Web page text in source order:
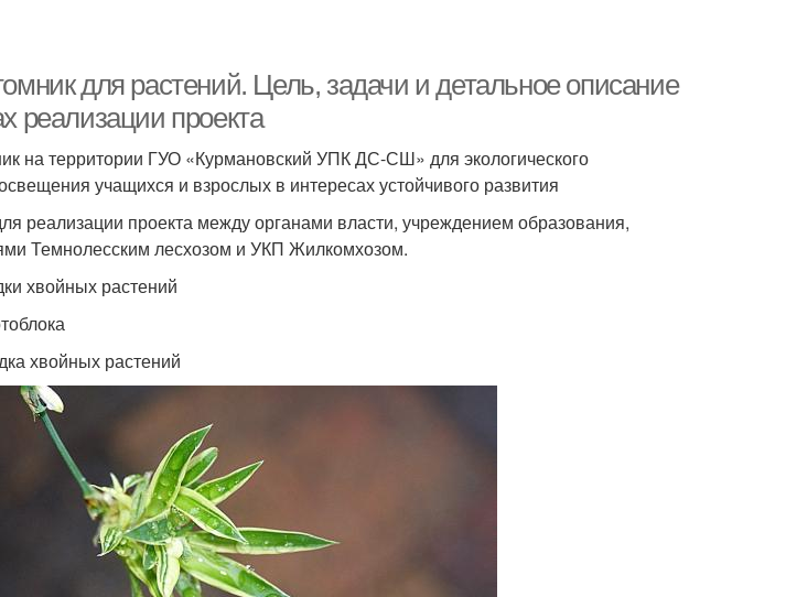
для растений. Цель, задачи и детальное описание
реализации проекта
на территории ГУО «Курмановский УПК ДС-СШ» для экологического
учащихся и взрослых в интересах устойчивого развития
реализации проекта между органами власти, учреждением образования,
Темнолесским лесхозом и УКП Жилкомхозом.
хвойных растений
хвойных растений